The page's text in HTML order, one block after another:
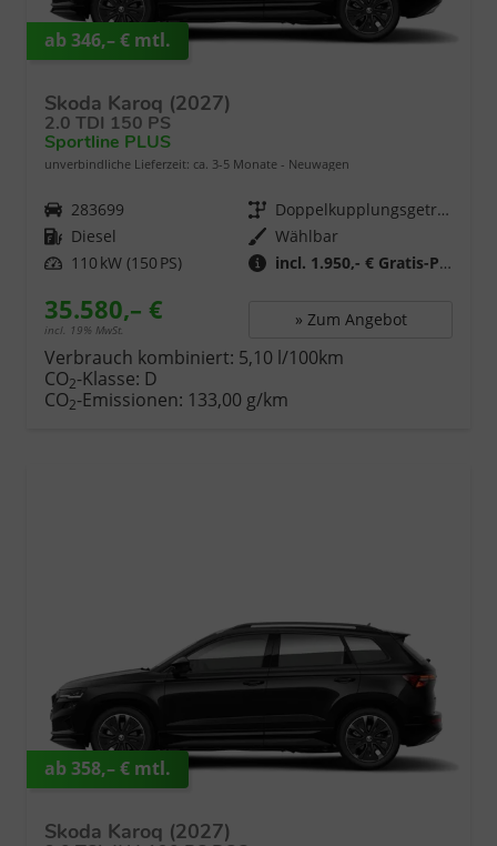
ab 346,– € mtl.
Skoda Karoq (2027)
2.0 TDI 150 PS
Sportline PLUS
unverbindliche Lieferzeit: ca. 3-5 Monate Neuwagen
Fahrzeugnr. 283699 Getriebe
Doppelkupplungsgetriebe (DSG)
Kraftstoff Diesel
Wählbar
Leistung 110 kW (150 PS) incl. 1.950,- € Gratis-Paket
35.580,– €
incl. 19% MwSt. » Zum Angebot
Verbrauch kombiniert: 5,10 l/100km
CO2-Klasse: D
CO2-Emissionen: 133,00 g/km
ab 358,– € mtl.
Skoda Karoq (2027)